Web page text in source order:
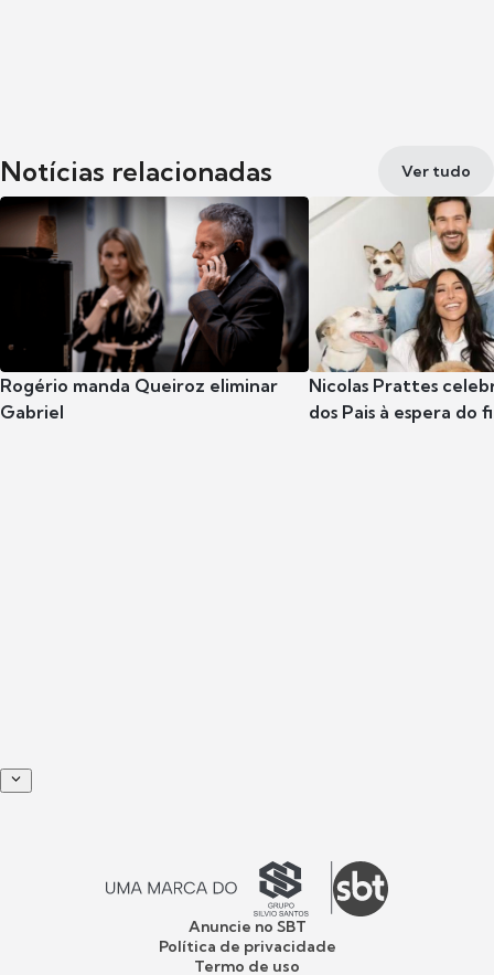
Notícias relacionadas Ver tudo
Rogério manda Queiroz eliminar
Gabriel
Nicolas Prattes
dos Pais à espera do
Anuncie no SBT
Política de privacidade
Termo de uso